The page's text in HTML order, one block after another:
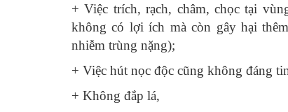
+Việc trích, rạch, châm, chọc tại
không có lợi ích mà còn gây hại
nhiễm trùng nặng);
+ Việc hút nọc độc cũng không đáng
+ Không đắp lá,